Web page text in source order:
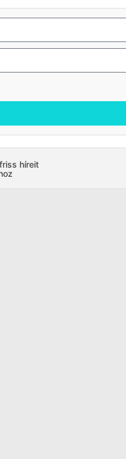
híreit